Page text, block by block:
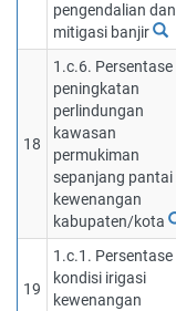
pengendalian dan
mitigasi banjir
18
1.c.6. Persentase
peningkatan
perlindungan
kawasan
permukiman
sepanjang pantai
kewenangan
kabupaten/kota
19
1.c.1. Persentase
kondisi irigasi
kewenangan